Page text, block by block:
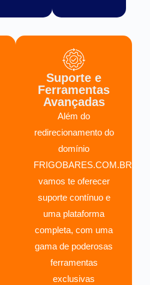
Suporte e
Ferramentas
Avançadas
Além do
redirecionamento do
domínio
FRIGOBARES.COM.BR,
vamos te oferecer
suporte contínuo e
uma plataforma
completa, com uma
gama de poderosas
ferramentas
exclusivas